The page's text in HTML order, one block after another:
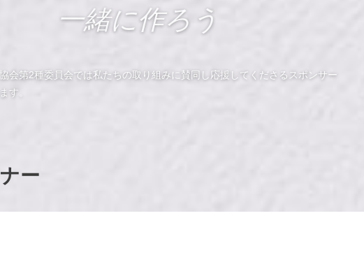
一緒に作ろう
会第2種委員会では私たちの取り組みに賛同し応援してくださるスポンサー
す。
ー